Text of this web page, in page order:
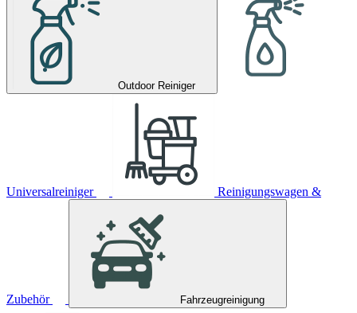
Outdoor Reiniger
Universalreiniger Reinigungswagen &
Zubehör Fahrzeugreinigung